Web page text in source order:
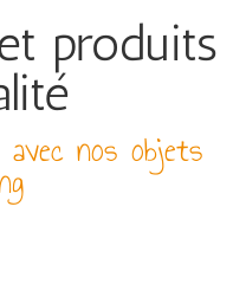
produits
nos objets